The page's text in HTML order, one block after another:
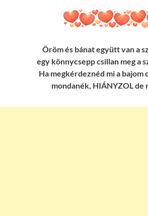
Öröm és bánat együtt van a
egy könnycsepp csillan meg a
Ha megkérdeznéd mi a bajom
mondanék, HIÁNYZOL de